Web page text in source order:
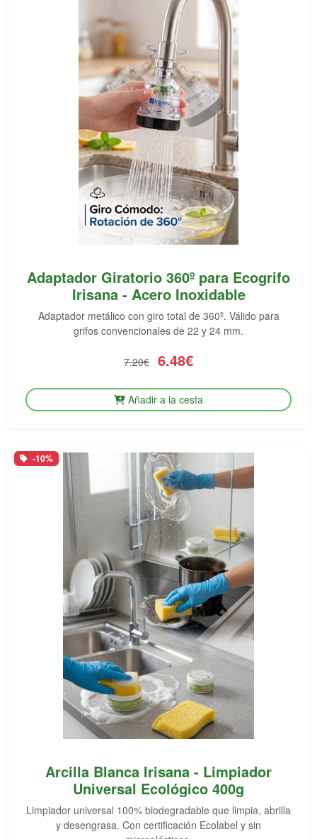
Adaptador Giratorio 360º para Ecogrifo
Irisana - Acero Inoxidable
Adaptador metálico con giro total de 360º. Válido para
grifos convencionales de 22 y 24 mm.
7.20€ 6.48€
Añadir a la cesta
-10%
Arcilla Blanca Irisana - Limpiador
Universal Ecológico 400g
Limpiador universal 100% biodegradable que limpia, abrilla
y desengrasa. Con certificación Ecolabel y sin